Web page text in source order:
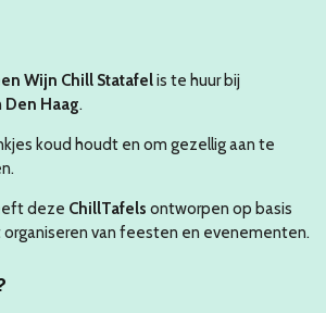
Wijn Chill Statafelis te huur bij
Den Haag.
koud houdt en om gezellig aan te
deze ChillTafels ontworpen op basis
organiseren van feesten en evenementen.